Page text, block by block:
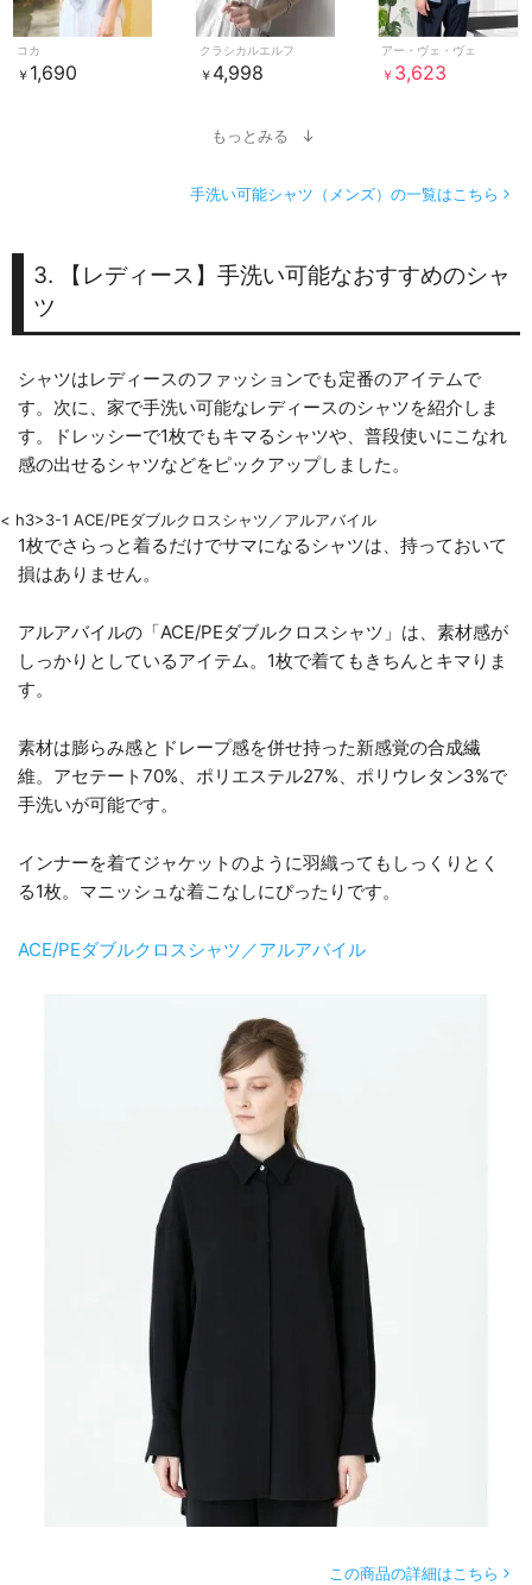
コカ
￥ 1,690
クラシカルエルフ
￥ 4,998
アー・ヴェ・ヴェ
￥ 3,623
もっとみる
手洗い可能シャツ（メンズ）の一覧はこちら
3. 【レディース】手洗い可能なおすすめのシャ
ツ
シャツはレディースのファッションでも定番のアイテムで
す。次に、家で手洗い可能なレディースのシャツを紹介しま
す。ドレッシーで1枚でもキマるシャツや、普段使いにこなれ
感の出せるシャツなどをピックアップしました。
< h3>3-1 ACE/PEダブルクロスシャツ／アルアバイル
1枚でさらっと着るだけでサマになるシャツは、持っておいて
損はありません。
アルアバイルの「ACE/PEダブルクロスシャツ」は、素材感が
しっかりとしているアイテム。1枚で着てもきちんとキマりま
す。
素材は膨らみ感とドレープ感を併せ持った新感覚の合成繊
維。アセテート70%、ポリエステル27%、ポリウレタン3%で
手洗いが可能です。
インナーを着てジャケットのように羽織ってもしっくりとく
る1枚。マニッシュな着こなしにぴったりです。
ACE/PEダブルクロスシャツ／アルアバイル
この商品の詳細はこちら